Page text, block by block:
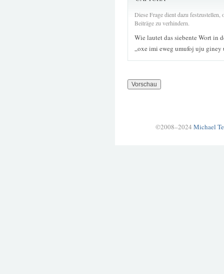
Diese Frage dient dazu
Beiträge zu verhindern.
Wie lautet das siebente Wort in
„oxe imi eweg umufoj uju giney
©2008–2024 Michael